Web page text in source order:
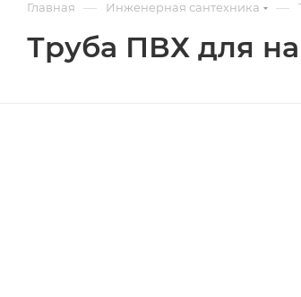
Главная — Инженерная сантехника —
Труба ПВХ для